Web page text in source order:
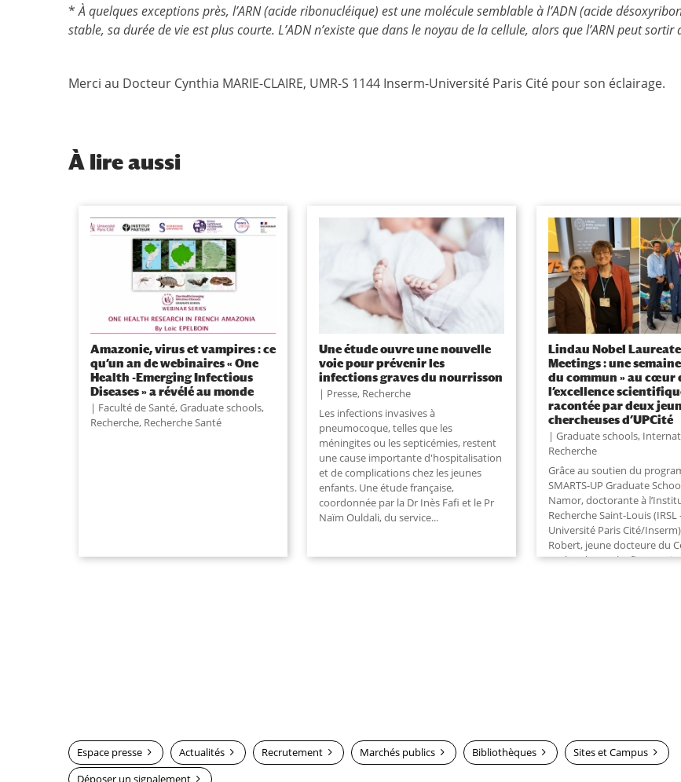
*À quelques exceptions près, l’ARN (acide ribonucléique) est une molécule semblable à l’ADN (acide
stable, sa durée de vie est plus courte. L’ADN n’existe que dans le noyau de la cellule, alors que l’ARN peut sortir
Merci au Docteur Cynthia MARIE-CLAIRE, UMR-S 1144 Inserm-Université Paris Cité pour son éclairage.
À lire aussi
Amazonie, virus et vampires : ce
qu’un an de webinaires « One
Health -Emerging Infectious
Diseases » a révélé au monde
Faculté de Santé,Graduate schools,
Recherche, Recherche Santé
Une étude ouvre une nouvelle
voie pour prévenir les
infections graves du nourrisson
Presse, Recherche
Les infections invasives à
pneumocoque, telles que les
méningites ou les septicémies, restent
une cause importante d'hospitalisation
et de complications chez les jeunes
enfants. Une étude française,
coordonnée par la Dr Inès Fafi et le Pr
Naïm Ouldali, du service...
Lindau Nobel Laureate
Meetings : une
du commun » au cœur
l’excellence
racontée par deux
chercheuses d’UPCité
Graduate schools,
Recherche
Grâce au soutien du
SMARTS-UP Graduate
Namor, doctorante à
Recherche Saint-Louis (IRSL
Université Paris Cité/
Robert, jeune docteure du
Recherche sur
Espace presse Actualités Recrutement Marchés publics Bibliothèques
Sites et Campus
Déposer un signalement